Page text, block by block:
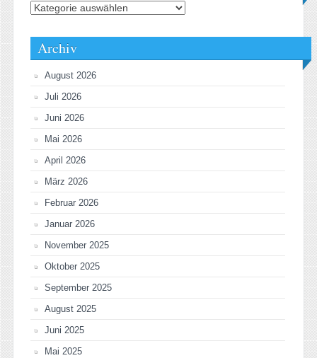
Kategorien
Archiv
August 2026
Juli 2026
Juni 2026
Mai 2026
April 2026
März 2026
Februar 2026
Januar 2026
November 2025
Oktober 2025
September 2025
August 2025
Juni 2025
Mai 2025